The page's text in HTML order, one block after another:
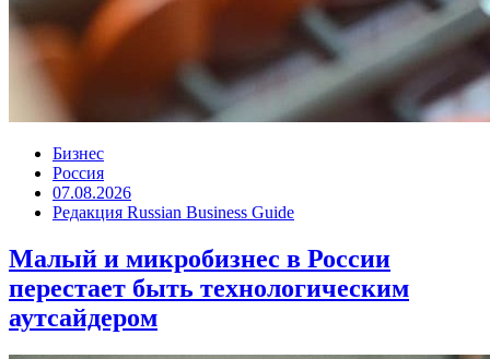
Бизнес
Россия
07.08.2026
Редакция Russian Business Guide
Малый и микробизнес в России
перестает быть технологическим
аутсайдером